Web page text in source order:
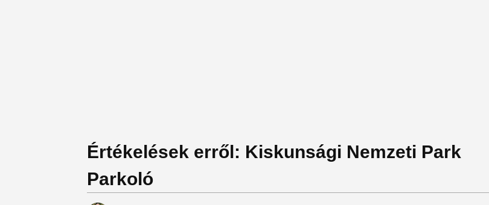
Értékelések erről: Kiskunsági Nemzeti Park
Parkoló